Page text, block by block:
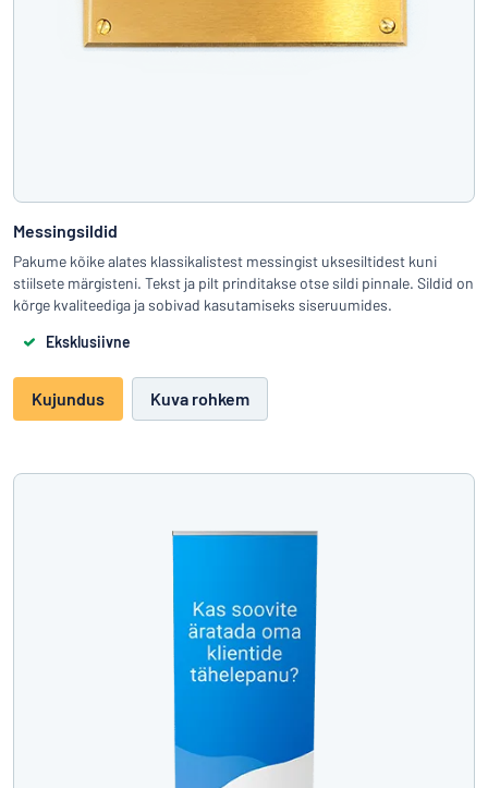
Messingsildid
Pakume kõike alates klassikalistest messingist uksesiltidest kuni
stiilsete märgisteni. Tekst ja pilt prinditakse otse sildi pinnale. Sildid on
kõrge kvaliteediga ja sobivad kasutamiseks siseruumides.
Eksklusiivne
Kujundus Kuva rohkem